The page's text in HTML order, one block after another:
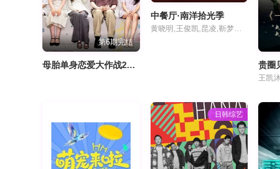
第6期完结
母胎单身恋爱大作战2节目售后
中餐厅·南洋拾光季
黄晓明,王俊凯,昆凌,靳梦佳,张雅琪,林述巍,戴军,瞿颖,汪涵,尹浩宇,袁一琦
贵圈
日韩综艺